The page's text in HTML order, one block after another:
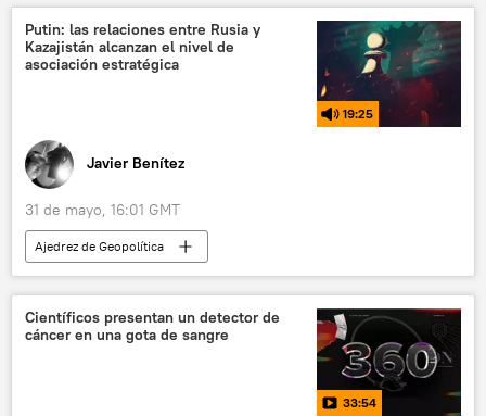
Rusia
📈 Mercados y finanzas
Putin: las relaciones entre Rusia y
Kazajistán alcanzan el nivel de
asociación estratégica
19:25
Javier Benítez
31 de mayo, 16:01 GMT
Ajedrez de Geopolítica
Kasim-Yomart Tokáyev
Kazajistán
política
Rusia Vladímir Putin
Científicos presentan un detector de
cáncer en una gota de sangre
33:54